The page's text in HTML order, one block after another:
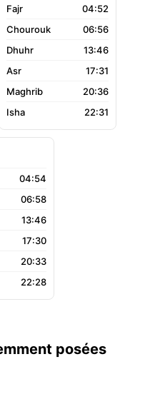
04:52
06:56
13:46
17:31
20:36
22:31
04:54
06:58
13:46
17:30
20:33
22:28
posées